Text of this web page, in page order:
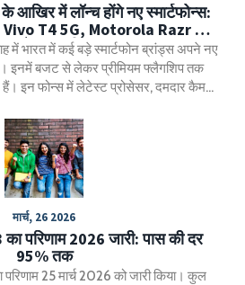
में लॉन्च होंगे नए स्मार्टफोन्स:
Vivo T4 5G, Motorola Razr 60
और अन्य डिवाइस
में भारत में कई बड़े स्मार्टफोन ब्रांड्स अपने नए
इनमें बजट से लेकर प्रीमियम फ्लैगशिप तक
इन फोन्स में लेटेस्ट प्रोसेसर, दमदार कैमरा
मार्च, 26 2026
का परिणाम 2026 जारी: पास की दर
95% तक
परिणाम 25 मार्च 2026 को जारी किया। कुल